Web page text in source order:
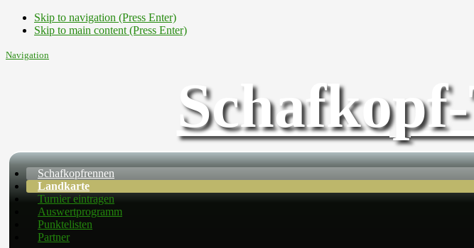
Skip to navigation (Press Enter)
Skip to main content (Press Enter)
Navigation
Schafkopfrennen
Landkarte
Turnier eintragen
Auswertprogramm
Punktelisten
Partner